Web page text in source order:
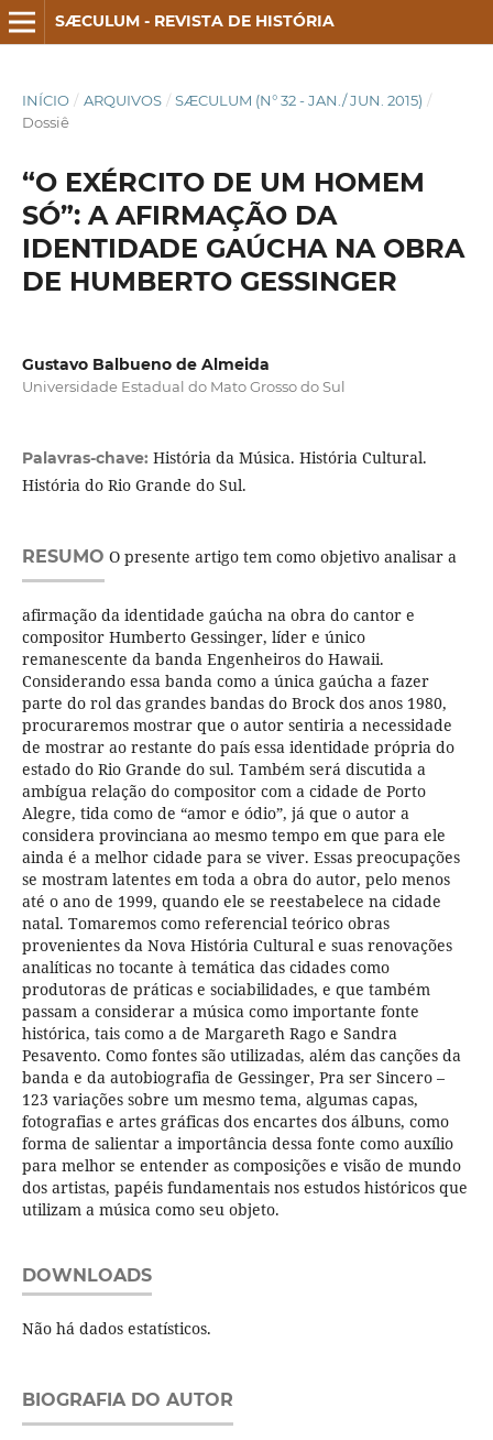
SÆCULUM - REVISTA DE HISTÓRIA
INÍCIO / ARQUIVOS / SÆCULUM (N° 32 - JAN./ JUN. 2015) /
Dossiê
“O EXÉRCITO DE UM HOMEM
SÓ”: A AFIRMAÇÃO DA
IDENTIDADE GAÚCHA NA OBRA
DE HUMBERTO GESSINGER
Gustavo Balbueno de Almeida
Universidade Estadual do Mato Grosso do Sul
Palavras-chave: História da Música. História Cultural.
História do Rio Grande do Sul.
RESUMO O presente artigo tem como objetivo analisar a
afirmação da identidade gaúcha na obra do cantor e
compositor Humberto Gessinger, líder e único
remanescente da banda Engenheiros do Hawaii.
Considerando essa banda como a única gaúcha a fazer
parte do rol das grandes bandas do Brock dos anos 1980,
procuraremos mostrar que o autor sentiria a necessidade
de mostrar ao restante do país essa identidade própria do
estado do Rio Grande do sul. Também será discutida a
ambígua relação do compositor com a cidade de Porto
Alegre, tida como de “amor e ódio”, já que o autor a
considera provinciana ao mesmo tempo em que para ele
ainda é a melhor cidade para se viver. Essas preocupações
se mostram latentes em toda a obra do autor, pelo menos
até o ano de 1999, quando ele se reestabelece na cidade
natal. Tomaremos como referencial teórico obras
provenientes da Nova História Cultural e suas renovações
analíticas no tocante à temática das cidades como
produtoras de práticas e sociabilidades, e que também
passam a considerar a música como importante fonte
histórica, tais como a de Margareth Rago e Sandra
Pesavento. Como fontes são utilizadas, além das canções da
banda e da autobiografia de Gessinger, Pra ser Sincero –
123 variações sobre um mesmo tema, algumas capas,
fotografias e artes gráficas dos encartes dos álbuns, como
forma de salientar a importância dessa fonte como auxílio
para melhor se entender as composições e visão de mundo
dos artistas, papéis fundamentais nos estudos históricos que
utilizam a música como seu objeto.
DOWNLOADS
Não há dados estatísticos.
BIOGRAFIA DO AUTOR